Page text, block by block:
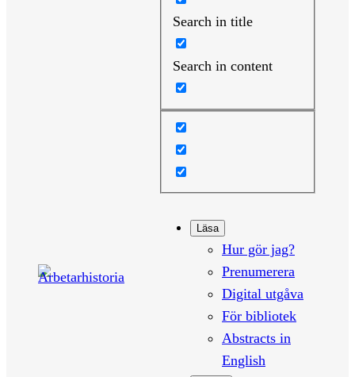
Search in title
Search in content
Läsa
Hur gör jag?
Prenumerera
Digital utgåva
För bibliotek
Abstracts in
English